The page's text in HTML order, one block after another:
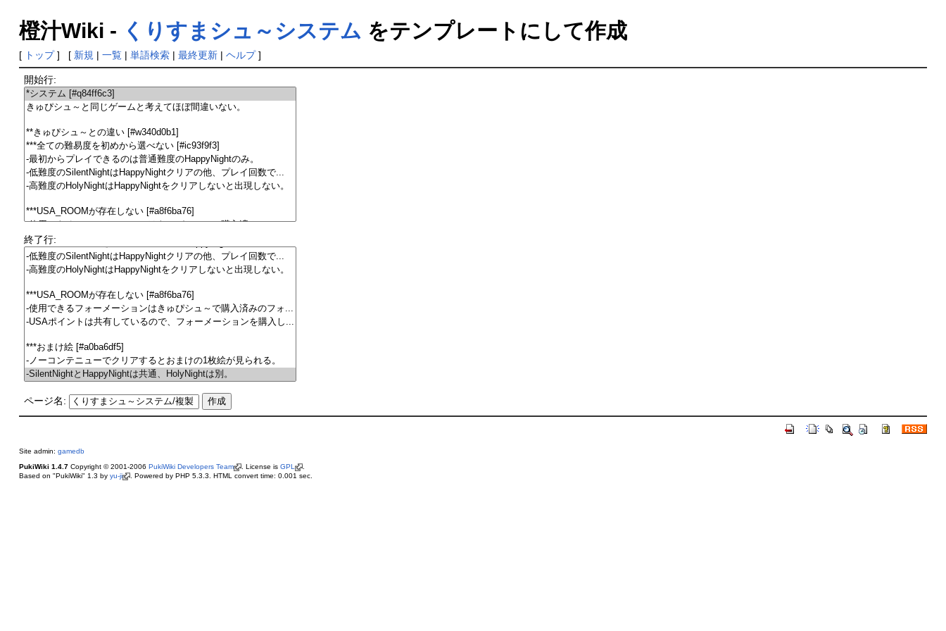
橙汁Wiki - くりすまシュ～システム をテンプレートにして作成
[ トップ] [ 新規 | 一覧| 単語検索| 最終更新| ヘルプ]
開始行:
終了行:
ページ名:
Site admin: gamedb
PukiWiki 1.4.7Copyright © 2001-2006 PukiWiki Developers Team . License is GPL
.
Based on "PukiWiki" 1.3 by yu-ji . Powered by PHP 5.3.3. HTML convert time: 0.001 sec.